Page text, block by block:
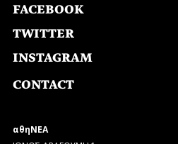
FACEBOOK
TWITTER
INSTAGRAM
CONTACT
αθηΝΕΑ